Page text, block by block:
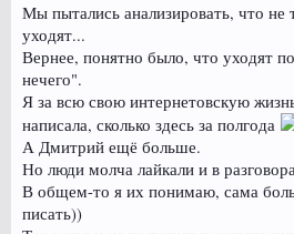
Мы пытались анализировать, что не
уходят...
Вернее, понятно было, что уходят
нечего".
Я за всю свою интернетовскую
написала, сколько здесь за полгода
А Дмитрий ещё больше.
Но люди молча лайкали и в
В общем-то я их понимаю, сама
писать))